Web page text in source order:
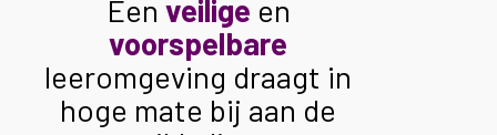
Een veilige en
voorspelbare
leeromgeving draagt in
hoge mate bij aan de